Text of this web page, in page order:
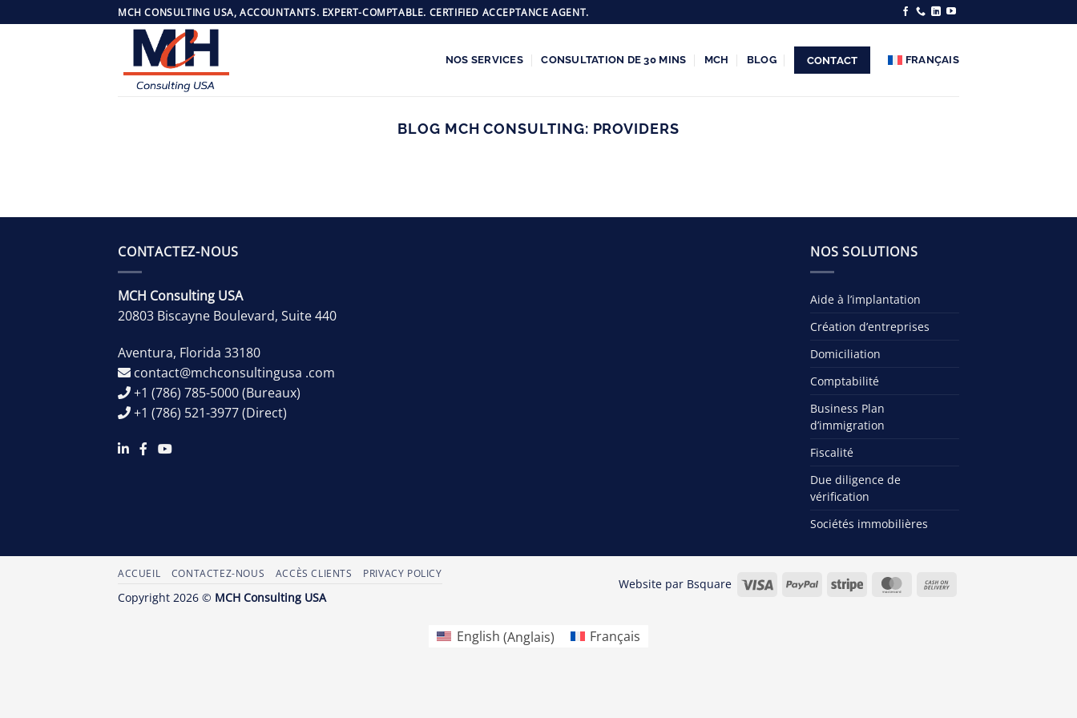
au
MCH CONSULTING USA, ACCOUNTANTS. EXPERT-COMPTABLE. CERTIFIED ACCEPTANCE AGENT.
NOS SERVICES CONSULTATION DE 30 MINS MCH BLOG CONTACT FRANÇAIS
BLOG MCH CONSULTING: PROVIDERS
CONTACTEZ-NOUS
MCH Consulting USA
20803 Biscayne Boulevard, Suite 440
Aventura, Florida 33180
contact@mchconsultingusa .com
+1 (786) 785-5000(Bureaux)
+1 (786) 521-3977(Direct)
NOS SOLUTIONS
Aide à l’implantation
Création d’entreprises
Domiciliation
Comptabilité
Business Plan
d’immigration
Fiscalité
Due diligence de
vérification
Sociétés immobilières
Website par Bsquare Visa PayPal Stripe MasterCard
ACCUEIL CONTACTEZ-NOUS ACCÈS CLIENTS PRIVACY POLICY
Copyright 2026 © MCH Consulting USA
English (Anglais) Français